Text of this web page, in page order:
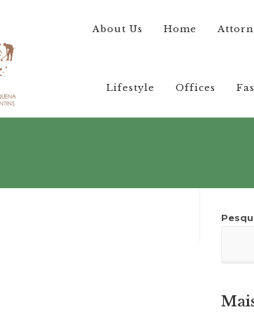
About Us Home
Lifestyle Offices